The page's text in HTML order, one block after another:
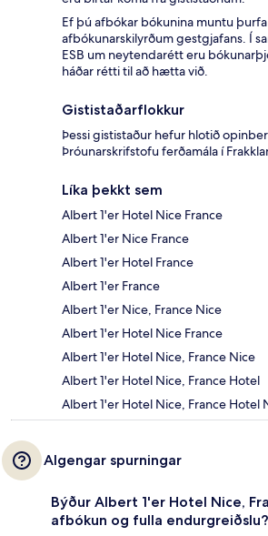
Ef þú afbókar bókunina muntu
afbókunarskilyrðum gestgjafans. Í
ESB um neytendarétt eru
háðar rétti til að hætta við.
Gististaðarflokkur
Þessi gististaður hefur hlotið
Þróunarskrifstofu ferðamála í
Líka þekkt sem
Albert 1'er Hotel Nice France
Albert 1'er Nice France
Albert 1'er Hotel France
Albert 1'er France
Albert 1'er Nice, France Nice
Albert 1'er Hotel Nice France
Albert 1'er Hotel Nice, France Nice
Albert 1'er Hotel Nice, France Hotel
Albert 1'er Hotel Nice, France Hotel
Algengar spurningar
Býður Albert 1'er Hotel Nice,
afbókun og fulla endurgreiðslu?